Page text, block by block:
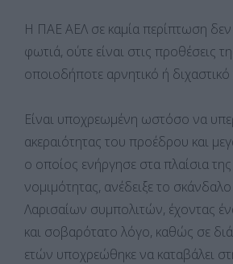
Η ΠΑΕ ΑΕΛ σε καμία περίπτωση δεν
φωτιά, ούτε είναι στις προθέσεις
οποιοδήποτε αρνητικό ή διχαστικό
Είναι υποχρεωμένη ωστόσο να
ακεραιότητας του προέδρου και
ο οποίος ενήργησε στα πλαίσια
νομιμότητας, ανέδειξε το
Λαρισαίων συμπολιτών, έχοντας
και σοβαρότατο λόγο, καθώς σε
ετών υποχρεώθηκε να καταβάλει